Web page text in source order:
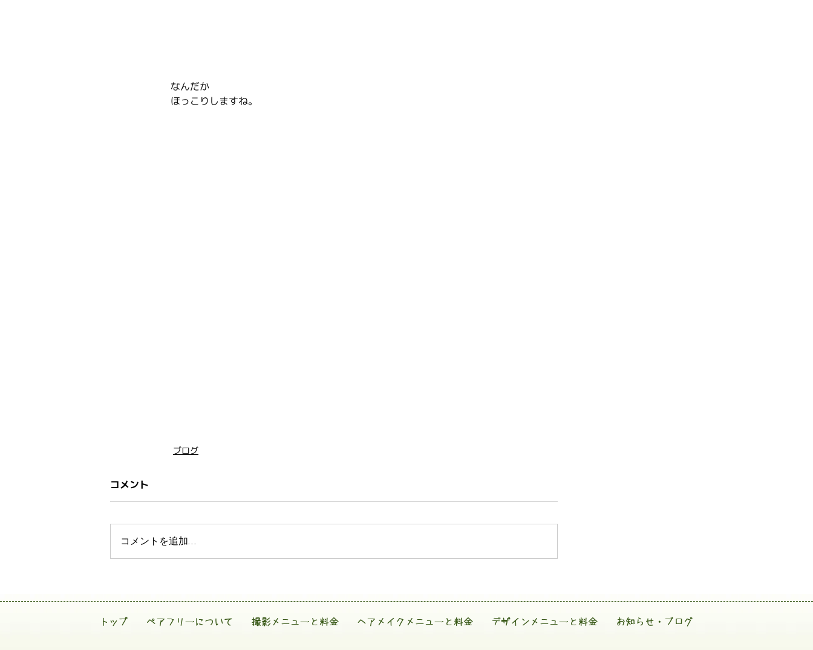
なんだか
ほっこりしますね。
ブログ
コメント
コメントを追加…
トップ ペアフリーについて 撮影メニューと料金 ヘアメイクメニューと料金 デザインメニューと料金 お知らせ・ブログ